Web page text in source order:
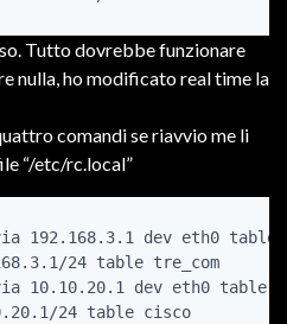
Tutto dovrebbe funzionare
nulla, ho modificato real time la
comandi se riavvio me li
“/etc/rc.local”
192.168.3.1 dev eth0 table
24 table tre_com
10.10.20.1 dev eth0 table
24 table cisco